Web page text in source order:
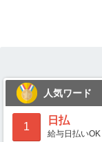
人気ワード
1
日払
給与日払いOK